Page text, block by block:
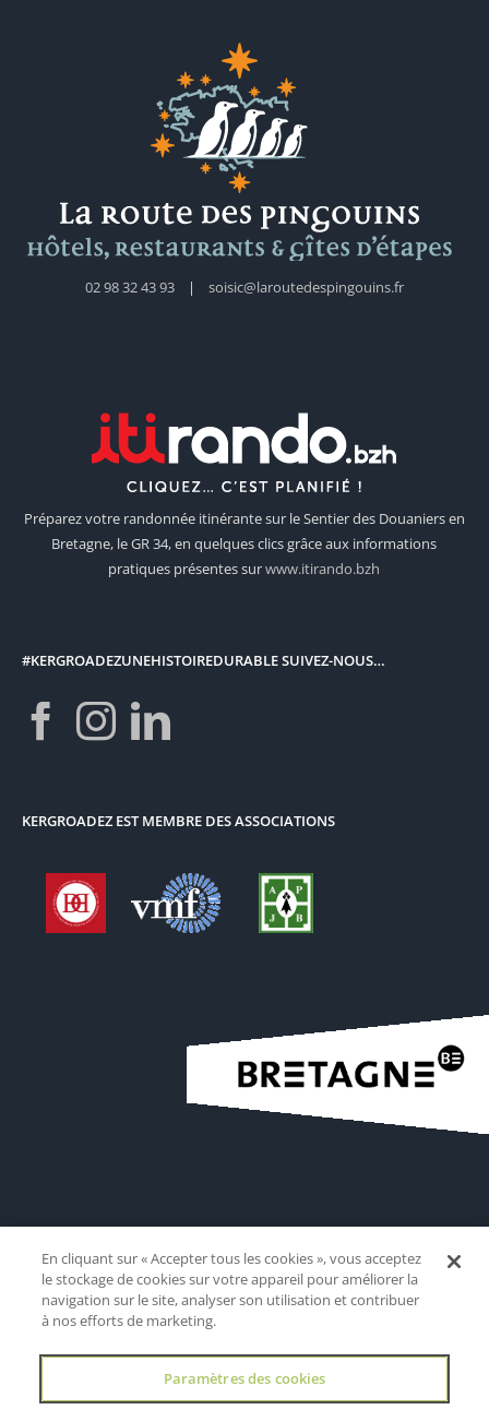
02 98 32 43 93| soisic@laroutedespingouins.fr
Préparez votre randonnée itinérante sur le Sentier des Douaniers en
Bretagne, le GR 34, en quelques clics grâce aux informations
pratiques présentes surwww.itirando.bzh
#KERGROADEZUNEHISTOIREDURABLE SUIVEZ-NOUS…
KERGROADEZ EST MEMBRE DES ASSOCIATIONS
En cliquant sur « Accepter tous les cookies », vous acceptez
le stockage de cookies sur votre appareil pour améliorer la
navigation sur le site, analyser son utilisation et contribuer
à nos efforts de marketing.
Paramètres des cookies